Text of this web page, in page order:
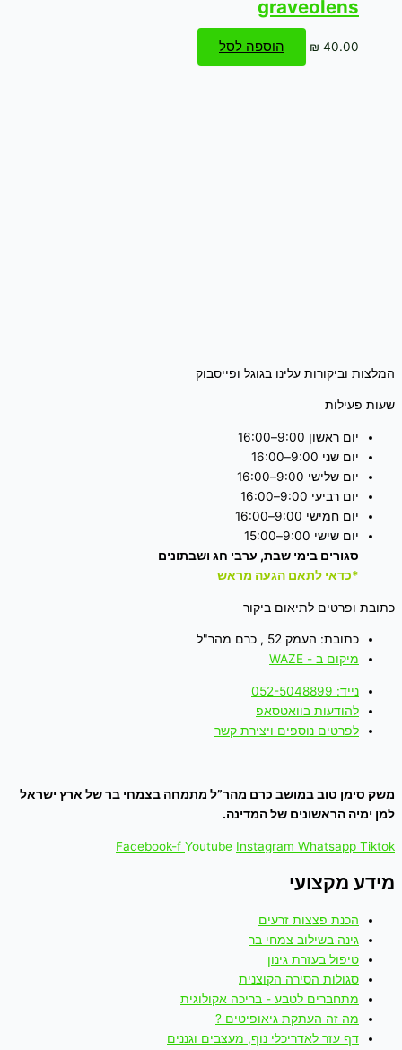
graveolens
₪ 40.00 הוספה לסל
המלצות וביקורות עלינו בגוגל ופייסבוק
שעות פעילות
יום ראשון 9:00–16:00
יום שני 9:00–16:00
יום שלישי 9:00–16:00
יום רביעי 9:00–16:00
יום חמישי 9:00–16:00
יום שישי 9:00–15:00
סגורים בימי שבת, ערבי חג ושבתונים
*כדאי לתאם הגעה מראש
כתובת ופרטים לתיאום ביקור
כתובת: העמק 52 , כרם מהר"ל
מיקום ב - WAZE
נייד: 052-5048899
להודעות בוואטסאפ
לפרטים נוספים ויצירת קשר
משק סימן טוב במושב כרם מהר”ל מתמחה בצמחי בר של ארץ ישראל
למן ימיה הראשונים של המדינה.
Facebook-f Youtube Instagram Whatsapp Tiktok
מידע מקצועי
הכנת פצצות זרעים
גינה בשילוב צמחי בר
טיפול בעזרת גינון
סגולות הסירה הקוצנית
מתחברים לטבע - בריכה אקולוגית
מה זה העתקת גיאופיטים ?
דף עזר לאדריכלי נוף, מעצבים וגננים